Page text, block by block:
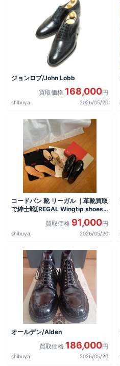
ジョンロブ/John Lobb
買取価格 168,000円
shibuya 2026/05/20
コードバン 靴 リーガル ｜革靴買取
で紳士靴[REGAL Wingtip shoes]
買取価格 91,000円
shibuya 2026/05/20
オールデン/Alden
買取価格 186,000円
shibuya 2026/05/20